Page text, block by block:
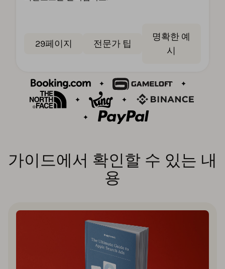
29페이지 전문가 팁
명확한 예
시
가이드에서 확인할 수 있는 내
용